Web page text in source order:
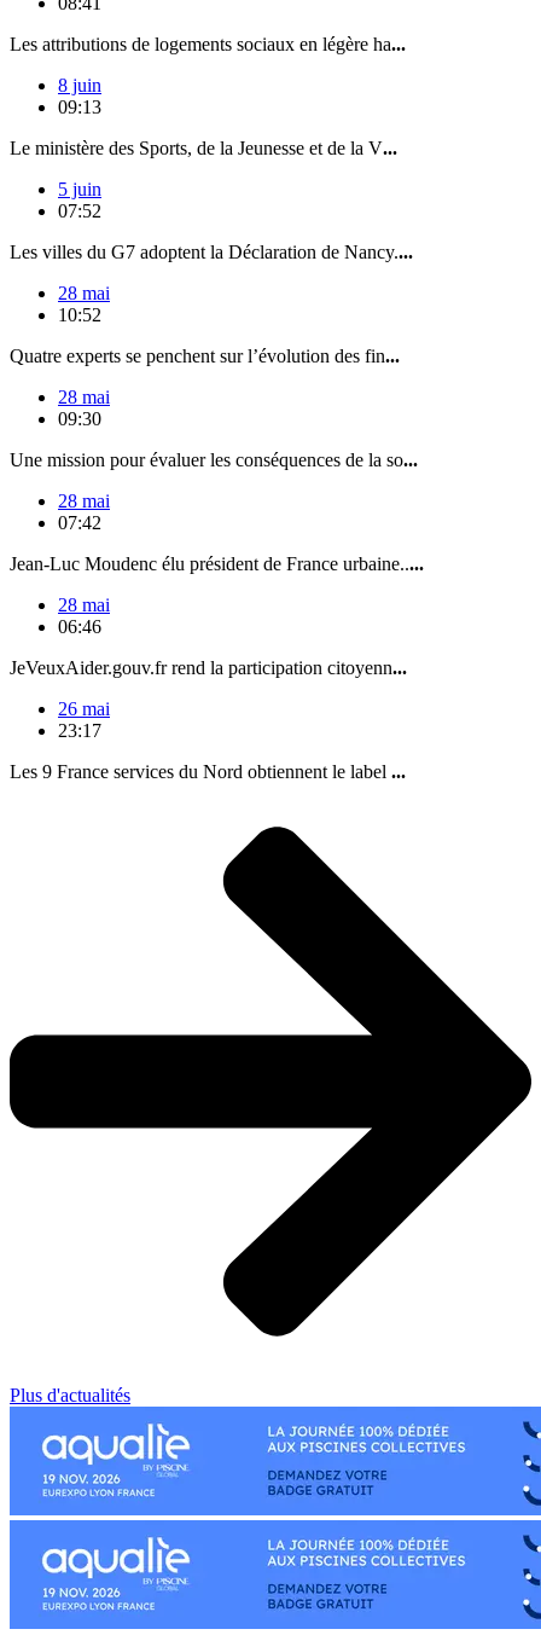
Les attributions de logements sociaux en légère ha...
8 juin
09:13
Le ministère des Sports, de la Jeunesse et de la V...
5 juin
07:52
Les villes du G7 adoptent la Déclaration de Nancy....
28 mai
10:52
Quatre experts se penchent sur l’évolution des fin...
28 mai
09:30
Une mission pour évaluer les conséquences de la so...
28 mai
07:42
Jean-Luc Moudenc élu président de France urbaine.....
28 mai
06:46
JeVeuxAider.gouv.fr rend la participation citoyenn...
26 mai
23:17
Les 9 France services du Nord obtiennent le label ...
Plus d'actualités